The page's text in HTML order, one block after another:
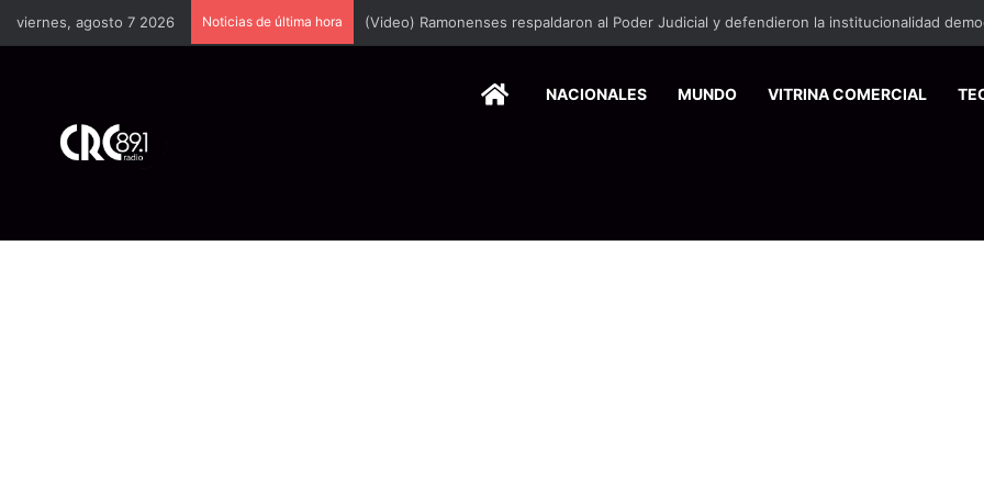
viernes, agosto 7 2026 Noticias de última hora
HOMENACIONALES MUNDO VITRINA COMERCIAL